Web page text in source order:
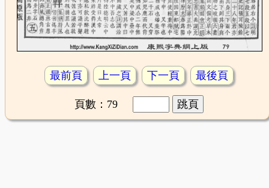
最前頁 上一頁 下一頁 最後頁
頁數：79